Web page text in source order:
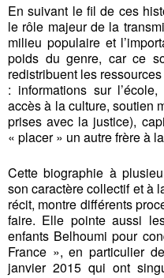
En suivant le fil de ces
le rôle majeur de la
milieu populaire et
poids du genre, car ce
redistribuent les
: informations sur
accès à la culture, soutien
prises avec la justice),
« placer » un autre frère à
Cette biographie à
son caractère collectif et à
récit, montre différents
faire. Elle pointe aussi
enfants Belhoumi pour
France », en particulier
janvier 2015 qui ont